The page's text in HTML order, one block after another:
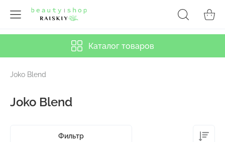
Каталог товаров
Joko Blend
Joko Blend
Фильтр